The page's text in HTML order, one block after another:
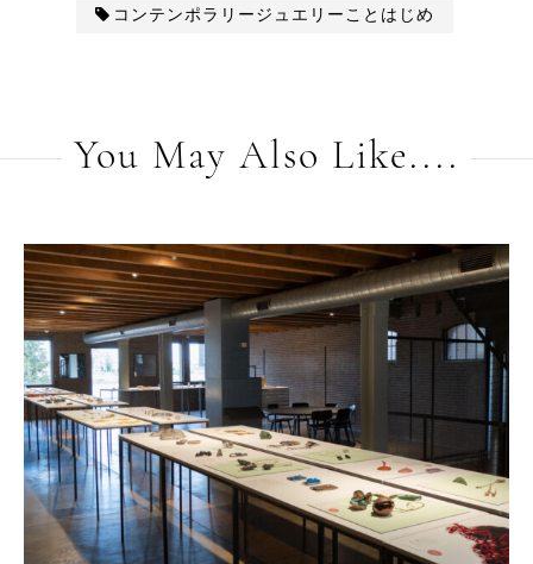
コンテンポラリージュエリーことはじめ
You May Also Like....